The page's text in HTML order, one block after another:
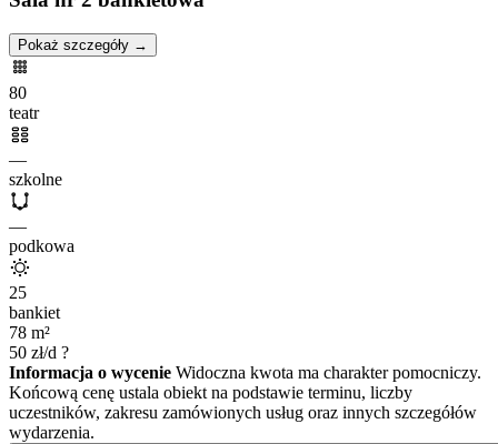
Pokaż szczegóły →
80
teatr
—
szkolne
—
podkowa
25
bankiet
78 m²
50 zł/d ?
Informacja o wycenie Widoczna kwota ma charakter pomocniczy.
Końcową cenę ustala obiekt na podstawie terminu, liczby
uczestników, zakresu zamówionych usług oraz innych szczegółów
wydarzenia.